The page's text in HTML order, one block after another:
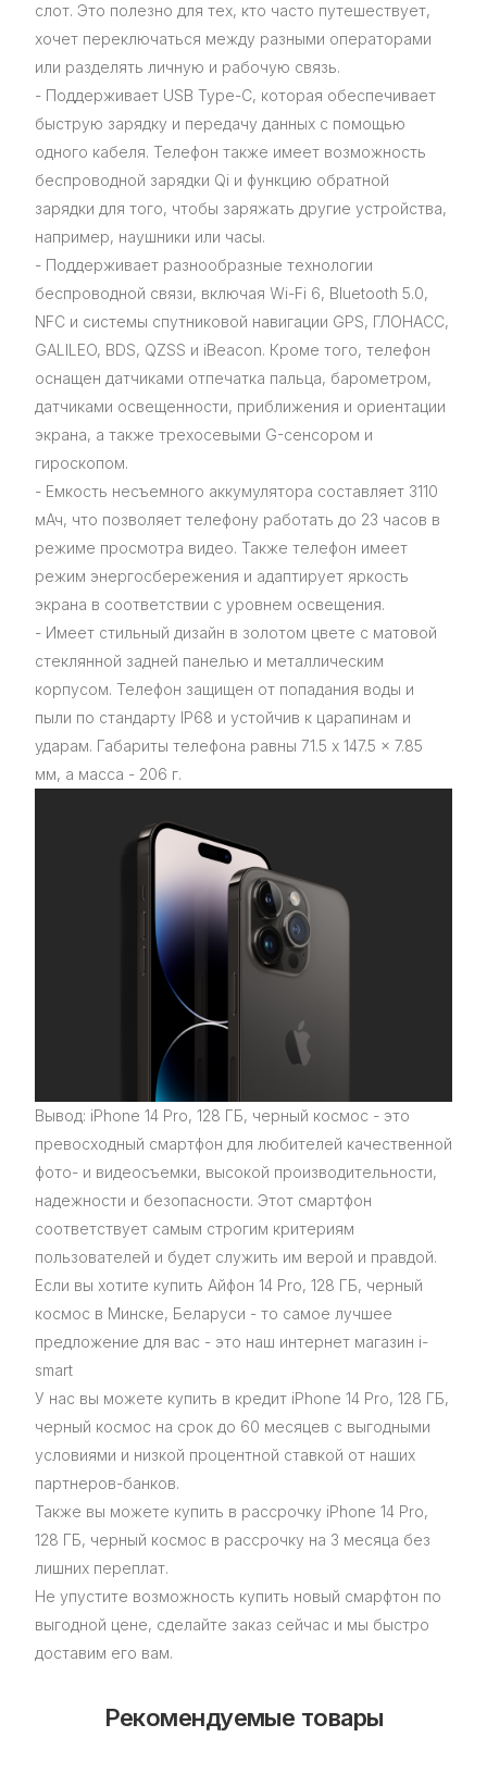
слот. Это полезно для тех, кто часто путешествует,
хочет переключаться между разными операторами
или разделять личную и рабочую связь.
- Поддерживает USB Type-C, которая обеспечивает
быструю зарядку и передачу данных с помощью
одного кабеля. Телефон также имеет возможность
беспроводной зарядки Qi и функцию обратной
зарядки для того, чтобы заряжать другие устройства,
например, наушники или часы.
- Поддерживает разнообразные технологии
беспроводной связи, включая Wi-Fi 6, Bluetooth 5.0,
NFC и системы спутниковой навигации GPS, ГЛОНАСС,
GALILEO, BDS, QZSS и iBeacon. Кроме того, телефон
оснащен датчиками отпечатка пальца, барометром,
датчиками освещенности, приближения и ориентации
экрана, а также трехосевыми G-сенсором и
гироскопом.
- Емкость несъемного аккумулятора составляет 3110
мАч, что позволяет телефону работать до 23 часов в
режиме просмотра видео. Также телефон имеет
режим энергосбережения и адаптирует яркость
экрана в соответствии с уровнем освещения.
- Имеет стильный дизайн в золотом цвете с матовой
стеклянной задней панелью и металлическим
корпусом. Телефон защищен от попадания воды и
пыли по стандарту IP68 и устойчив к царапинам и
ударам. Габариты телефона равны 71.5 x 147.5 x 7.85
мм, а масса - 206 г.
Вывод: iPhone 14 Pro, 128 ГБ, черный космос - это
превосходный смартфон для любителей качественной
фото- и видеосъемки, высокой производительности,
надежности и безопасности. Этот смартфон
соответствует самым строгим критериям
пользователей и будет служить им верой и правдой.
Если вы хотите купить Айфон 14 Pro, 128 ГБ, черный
космос в Минске, Беларуси - то самое лучшее
предложение для вас - это наш интернет магазин i-
smart
У нас вы можете купить в кредит iPhone 14 Pro, 128 ГБ,
черный космос на срок до 60 месяцев с выгодными
условиями и низкой процентной ставкой от наших
партнеров-банков.
Также вы можете купить в рассрочку iPhone 14 Pro,
128 ГБ, черный космос в рассрочку на 3 месяца без
лишних переплат.
Не упустите возможность купить новый смарфтон по
выгодной цене, сделайте заказ сейчас и мы быстро
доставим его вам.
Рекомендуемые товары